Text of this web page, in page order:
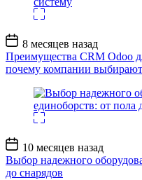
Дата
записи
8 месяцев назад
Преимущества CRM Odoo
почему компании выбирают
Дата
записи
10 месяцев назад
Выбор надежного
до снарядов